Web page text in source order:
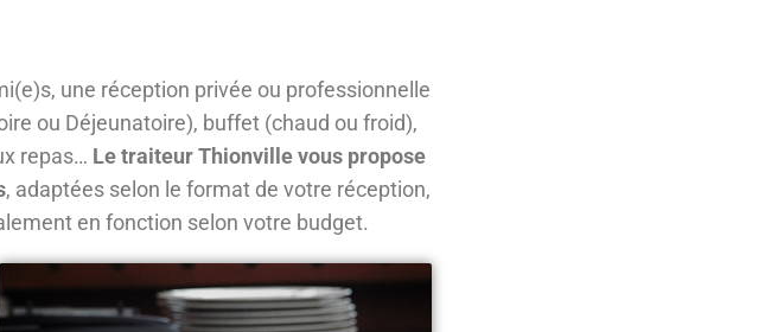
une réception privée ou professionnelle
ou Déjeunatoire), buffet (chaud ou froid),
repas… Le traiteur Thionville vous propose
, adaptées selon le format de votre réception,
en fonction selon votre budget.